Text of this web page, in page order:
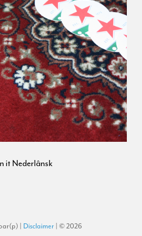
it Nederlânsk
| Disclaimer | © 2026